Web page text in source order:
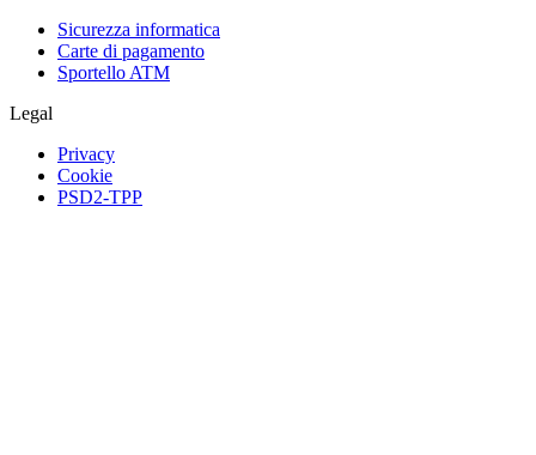
Sicurezza informatica
Carte di pagamento
Sportello ATM
Legal
Privacy
Cookie
PSD2-TPP